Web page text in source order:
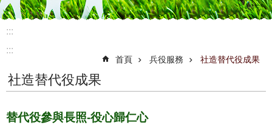
:::
:::
首頁 兵役服務 社造替代役成果
社造替代役成果
替代役參與長照-役心歸仁心